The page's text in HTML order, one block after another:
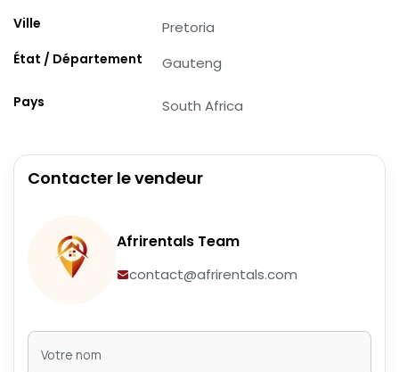
Ville Pretoria
État / Département Gauteng
Pays South Africa
Contacter le vendeur
Afrirentals Team
contact@afrirentals.com